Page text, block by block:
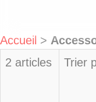
Accueil >
2 articles
Trier